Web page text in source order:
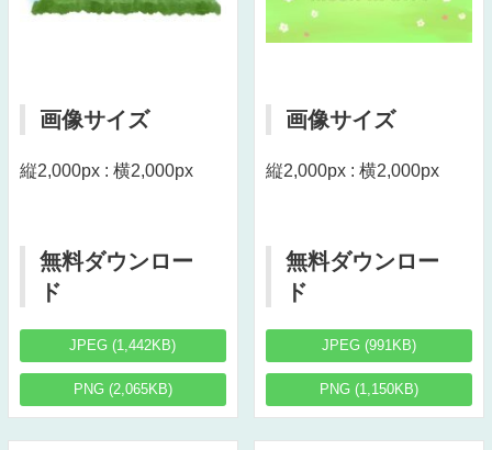
画像サイズ
縦2,000px : 横2,000px
無料ダウンロー
ド
JPEG (1,442KB)
PNG (2,065KB)
画像サイズ
縦2,000px : 横2,000px
無料ダウンロー
ド
JPEG (991KB)
PNG (1,150KB)